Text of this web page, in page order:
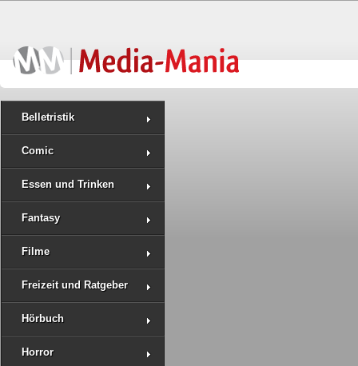
Belletristik
Comic
Essen und Trinken
Fantasy
Filme
Freizeit und Ratgeber
Hörbuch
Horror